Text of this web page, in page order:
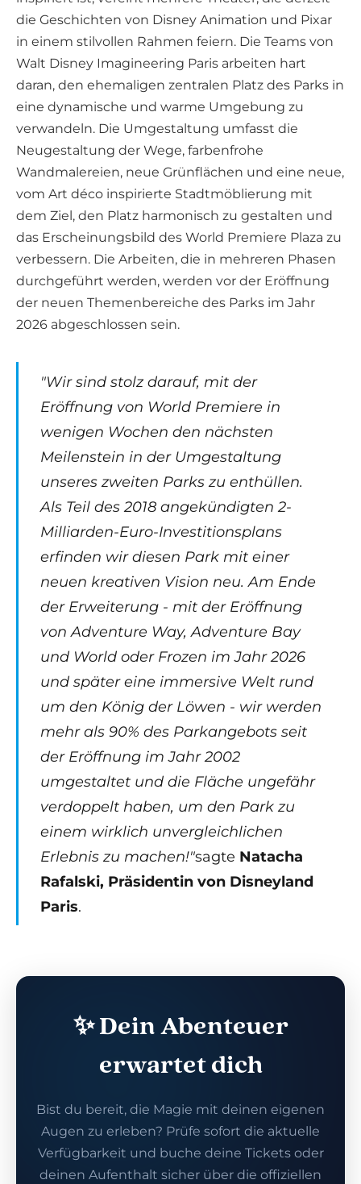
die Geschichten von Disney Animation und Pixar
in einem stilvollen Rahmen feiern. Die Teams von
Walt Disney Imagineering Paris arbeiten hart
daran, den ehemaligen zentralen Platz des Parks in
eine dynamische und warme Umgebung zu
verwandeln. Die Umgestaltung umfasst die
Neugestaltung der Wege, farbenfrohe
Wandmalereien, neue Grünflächen und eine neue,
vom Art déco inspirierte Stadtmöblierung mit
dem Ziel, den Platz harmonisch zu gestalten und
das Erscheinungsbild des World Premiere Plaza zu
verbessern. Die Arbeiten, die in mehreren Phasen
durchgeführt werden, werden vor der Eröffnung
der neuen Themenbereiche des Parks im Jahr
2026 abgeschlossen sein.
"Wir sind stolz darauf, mit der
Eröffnung von World Premiere in
wenigen Wochen den nächsten
Meilenstein in der Umgestaltung
unseres zweiten Parks zu enthüllen.
Als Teil des 2018 angekündigten 2-
Milliarden-Euro-Investitionsplans
erfinden wir diesen Park mit einer
neuen kreativen Vision neu. Am Ende
der Erweiterung - mit der Eröffnung
von Adventure Way, Adventure Bay
und World oder Frozen im Jahr 2026
und später eine immersive Welt rund
um den König der Löwen - wir werden
mehr als 90% des Parkangebots seit
der Eröffnung im Jahr 2002
umgestaltet und die Fläche ungefähr
verdoppelt haben, um den Park zu
einem wirklich unvergleichlichen
Erlebnis zu machen!"sagte Natacha
Rafalski, Präsidentin von Disneyland
Paris.
✨ Dein Abenteuer
erwartet dich
Bist du bereit, die Magie mit deinen eigenen
Augen zu erleben? Prüfe sofort die aktuelle
Verfügbarkeit und buche deine Tickets oder
deinen Aufenthalt sicher über die offiziellen